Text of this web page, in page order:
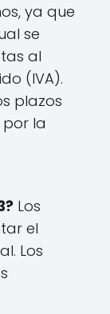
ya que
se
al
(IVA).
plazos
la
Los
el
Los